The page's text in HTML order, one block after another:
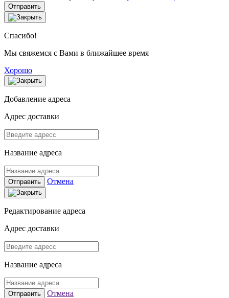
Отправить
Спасибо!
Мы свяжемся с Вами в ближайшее время
Хорошо
Добавление адреса
Адрес доставки
Название адреса
Отправить Отмена
Редактирование адреса
Адрес доставки
Название адреса
Отправить Отмена